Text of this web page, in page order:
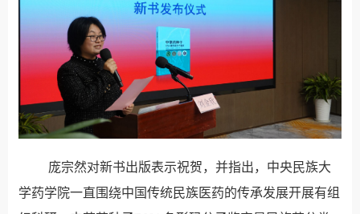
庞宗然对新书出版表示祝贺，并指出，中央民族大
学药学院一直围绕中国传统民族医药的传承发展开展有组